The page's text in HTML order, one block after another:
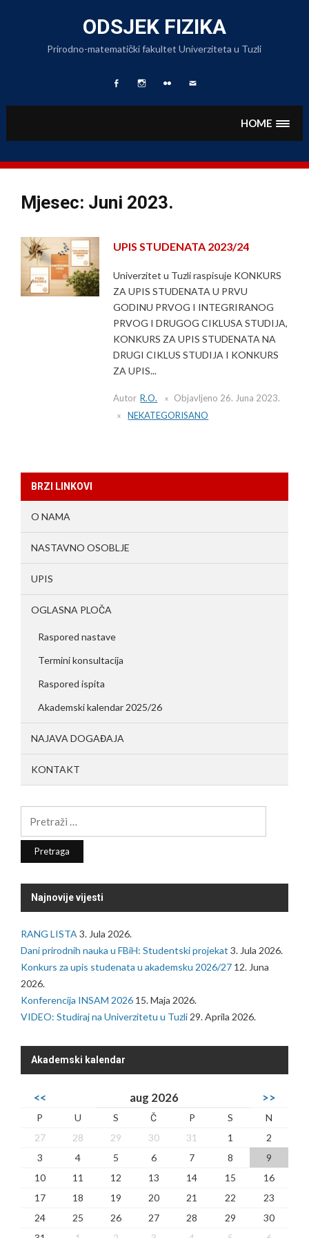
content
ODSJEK FIZIKA
Prirodno-matematički fakultet Univerziteta u Tuzli
Page
na
Albumnam
HOME
Mjesec: Juni 2023.
UPIS STUDENATA 2023/24
Univerzitet u Tuzli raspisuje KONKURS
ZA UPIS STUDENATA U PRVU
GODINU PRVOG I INTEGRIRANOG
PRVOG I DRUGOG CIKLUSA STUDIJA,
KONKURS ZA UPIS STUDENATA NA
DRUGI CIKLUS STUDIJA I KONKURS
ZA UPIS...
Autor R.O. Objavljeno 26. Juna 2023.
NEKATEGORISANO
BRZI LINKOVI
O NAMA
NASTAVNO OSOBLJE
UPIS
OGLASNA PLOČA
Raspored nastave
Termini konsultacija
Raspored ispita
Akademski kalendar 2025/26
NAJAVA DOGAĐAJA
KONTAKT
Najnovije vijesti
RANG LISTA 3. Jula 2026.
Dani prirodnih nauka u FBiH: Studentski projekat 3. Jula 2026.
Konkurs za upis studenata u akademsku 2026/27 12. Juna
2026.
Konferencija INSAM 2026 15. Maja 2026.
VIDEO: Studiraj na Univerzitetu u Tuzli 29. Aprila 2026.
Akademski kalendar
<< aug 2026 >>
P U S Č P S
N
27
28 29 30 31 1
2
3
4 5 6 7 8
9
10
11 12 13 14 15
16
17
18 19 20 21 22
23
24
25 26 27 28 29
30